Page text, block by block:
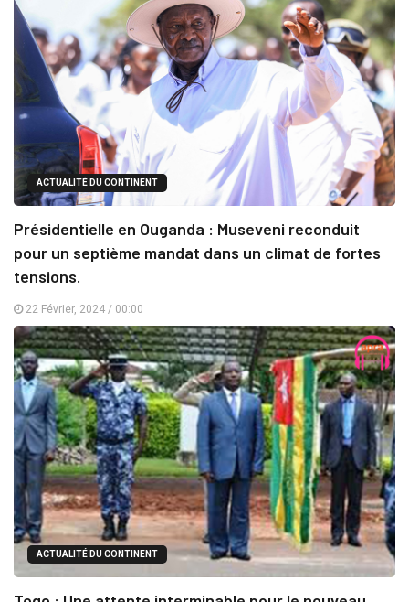
ACTUALITÉ DU CONTINENT
Présidentielle en Ouganda : Museveni reconduit
pour un septième mandat dans un climat de fortes
tensions.
22 Février, 2024 / 00:00
ACTUALITÉ DU CONTINENT